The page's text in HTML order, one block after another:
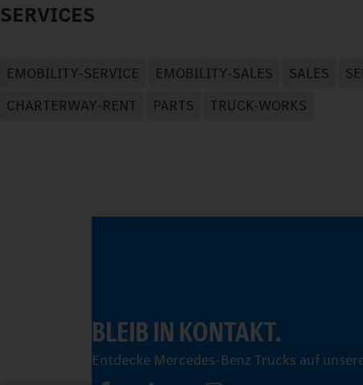
SERVICES
EMOBILITY-SERVICE EMOBILITY-SALES SALES
CHARTERWAY-RENT
PARTS TRUCK-WORKS
BLEIB IN KONTAKT.
Entdecke Mercedes-Benz Trucks auf